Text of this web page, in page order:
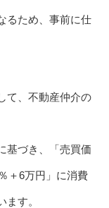
るため、事前に仕
て、不動産仲介の
基づき、「売買価
＋6万円」に消費
す。